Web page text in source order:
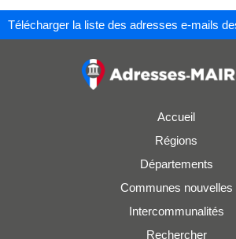
Télécharger la liste des adresses e-mails
Accueil
Régions
Départements
Communes nouvelles
Intercommunalités
Rechercher